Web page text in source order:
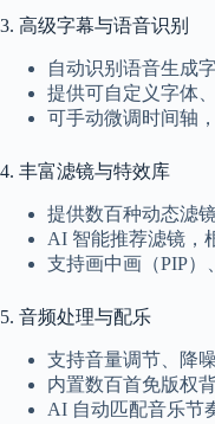
4
o
r
t
a
d
i
n
l
S
.
D
o
3. 高级字幕与语音识别
自动识别语音生成
提供可自定义字体
可手动微调时间轴
4. 丰富滤镜与特效库
提供数百种动态滤
AI 智能推荐滤镜，
支持画中画（PIP
5. 音频处理与配乐
支持音量调节、降
内置数百首免版权
AI 自动匹配音乐节